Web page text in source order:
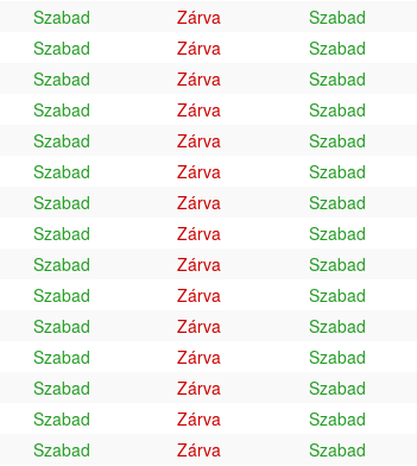
Szabad Zárva Szabad
Szabad Zárva Szabad
Szabad Zárva Szabad
Szabad Zárva Szabad
Szabad Zárva Szabad
Szabad Zárva Szabad
Szabad Zárva Szabad
Szabad Zárva Szabad
Szabad Zárva Szabad
Szabad Zárva Szabad
Szabad Zárva Szabad
Szabad Zárva Szabad
Szabad Zárva Szabad
Szabad Zárva Szabad
Szabad Zárva Szabad